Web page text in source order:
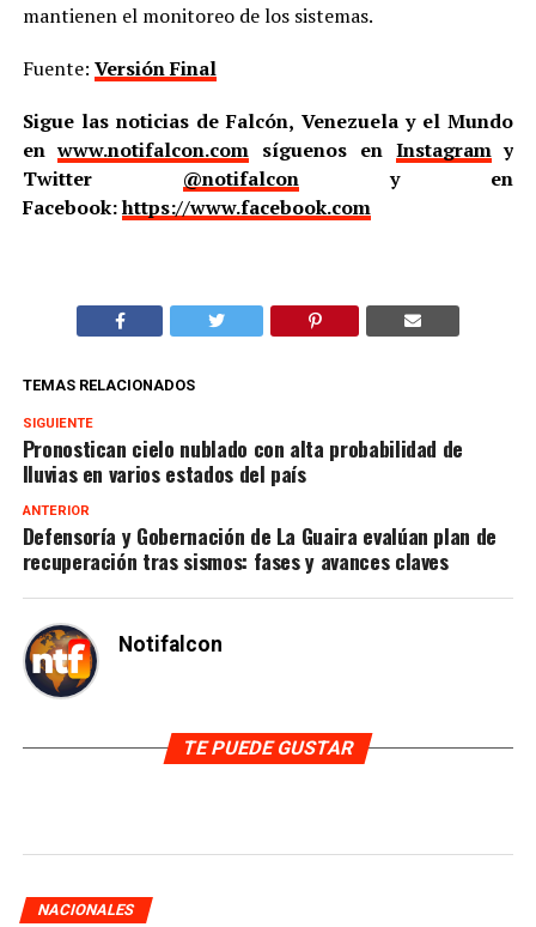
mantienen el monitoreo de los sistemas.
Fuente: Versión Final
Sigue las noticias de Falcón, Venezuela y el Mundo
enwww.notifalcon.com síguenos en Instagramy
Twitter @notifalcony en
Facebook:https://www.facebook.com
TEMAS RELACIONADOS
SIGUIENTE
Pronostican cielo nublado con alta probabilidad de
lluvias en varios estados del país
ANTERIOR
Defensoría y Gobernación de La Guaira evalúan plan de
recuperación tras sismos: fases y avances claves
Notifalcon
TE PUEDE GUSTAR
NACIONALES